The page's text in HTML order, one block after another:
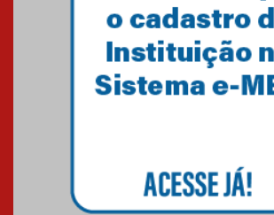
27.02.2026